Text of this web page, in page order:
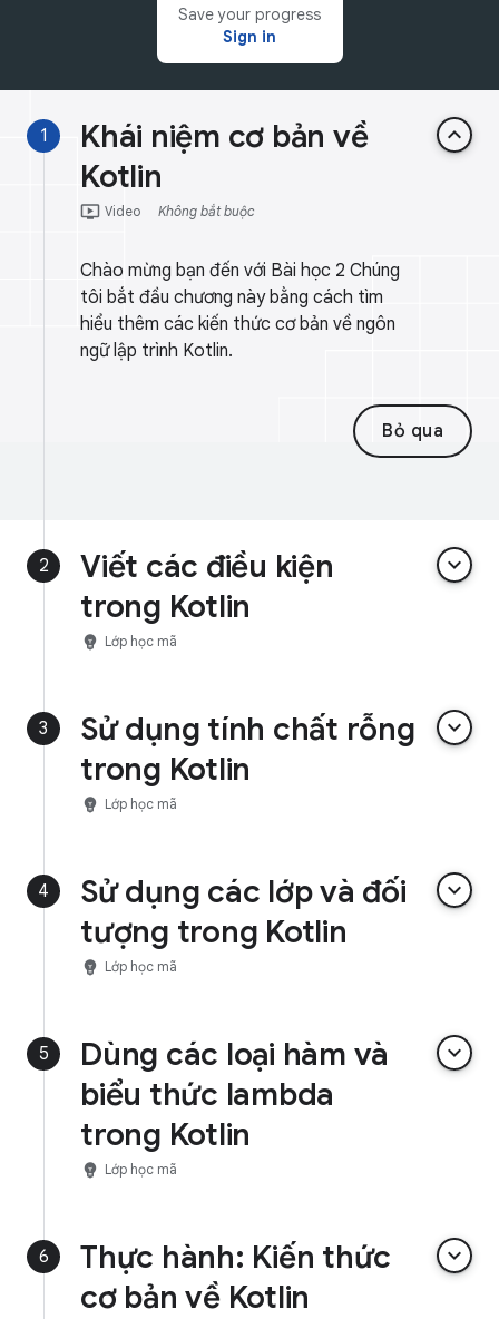
Save your progress
Sign in
1
Khái niệm cơ bản về
Kotlin
keyboard_arrow_up
ondemand_video Video Không bắt buộc
Chào mừng bạn đến với Bài học 2 Chúng
tôi bắt đầu chương này bằng cách tìm
hiểu thêm các kiến thức cơ bản về ngôn
ngữ lập trình Kotlin.
Bỏ qua
2
Viết các điều kiện
trong Kotlin
keyboard_arrow_down
emoji_objects Lớp học mã
3
Sử dụng tính chất rỗng
trong Kotlin
keyboard_arrow_down
emoji_objects Lớp học mã
4
Sử dụng các lớp và đối
tượng trong Kotlin
keyboard_arrow_down
emoji_objects Lớp học mã
5
Dùng các loại hàm và
biểu thức lambda
trong Kotlin
keyboard_arrow_down
emoji_objects Lớp học mã
6
Thực hành: Kiến thức
cơ bản về Kotlin
keyboard_arrow_down